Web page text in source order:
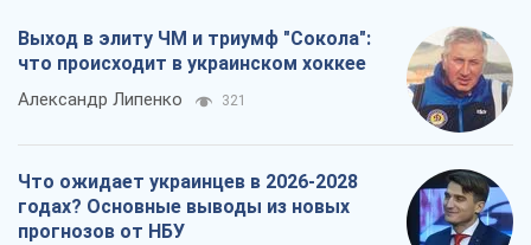
Выход в элиту ЧМ и триумф "Сокола":
что происходит в украинском хоккее
Александр Липенко 321
Что ожидает украинцев в 2026-2028
годах? Основные выводы из новых
прогнозов от НБУ